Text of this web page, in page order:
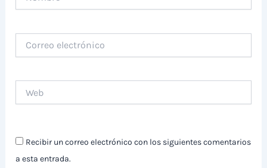
electrónico
Recibir un correo electrónico con los siguientes comentarios
a esta entrada.